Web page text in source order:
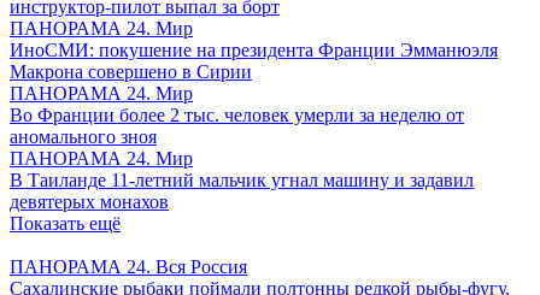
инструктор-пилот выпал за борт
ПАНОРАМА 24. Мир
ИноСМИ: покушение на президента Франции Эмманюэля
Макрона совершено в Сирии
ПАНОРАМА 24. Мир
Во Франции более 2 тыс. человек умерли за неделю от
аномального зноя
ПАНОРАМА 24. Мир
В Таиланде 11-летний мальчик угнал машину и задавил
девятерых монахов
Показать ещё
ПАНОРАМА 24. Вся Россия
Сахалинские рыбаки поймали полтонны редкой рыбы-фугу,